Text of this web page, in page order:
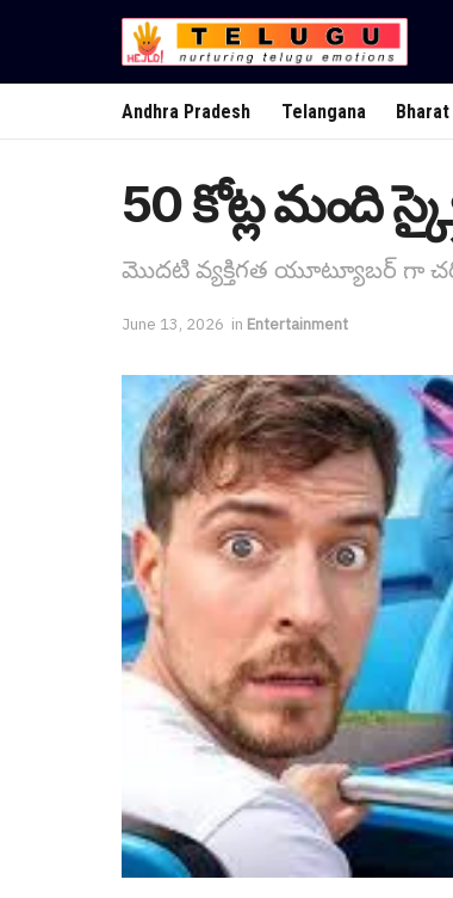
Andhra Pradesh Telangana Bharat
50 కోట్ల మంది
మొద‌టి వ్య‌క్తిగ‌త యూట్యూబ‌ర్ గా
June 13, 2026 in Entertainment